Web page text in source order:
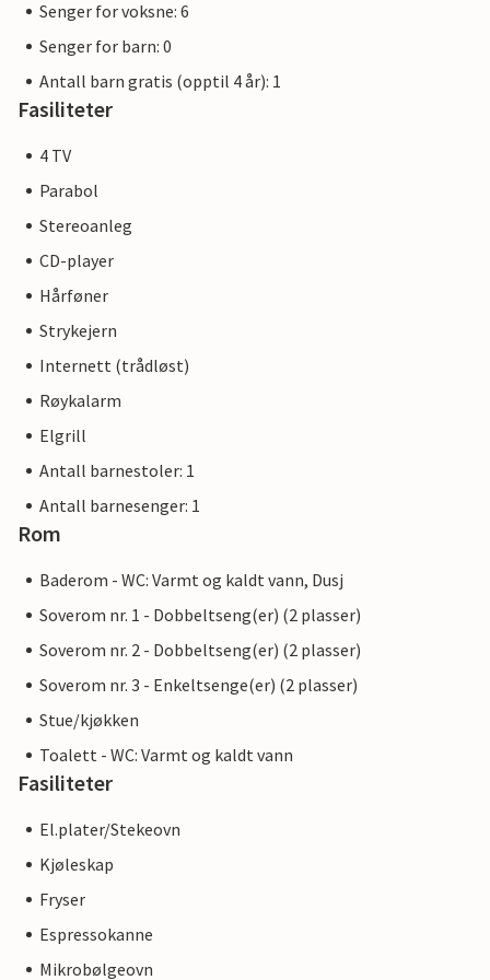
derfor ikke mulig å få ekstra rabatter.
Senger for voksne: 6
Senger for barn: 0
Antall barn gratis (opptil 4 år): 1
Fasiliteter
4 TV
Parabol
Stereoanleg
CD-player
Hårføner
Strykejern
Internett (trådløst)
Røykalarm
Elgrill
Antall barnestoler: 1
Antall barnesenger: 1
Rom
Baderom - WC: Varmt og kaldt vann, Dusj
Soverom nr. 1 - Dobbeltseng(er) (2 plasser)
Soverom nr. 2 - Dobbeltseng(er) (2 plasser)
Soverom nr. 3 - Enkeltsenge(er) (2 plasser)
Stue/kjøkken
Toalett - WC: Varmt og kaldt vann
Fasiliteter
El.plater/Stekeovn
Kjøleskap
Fryser
Espressokanne
Mikrobølgeovn